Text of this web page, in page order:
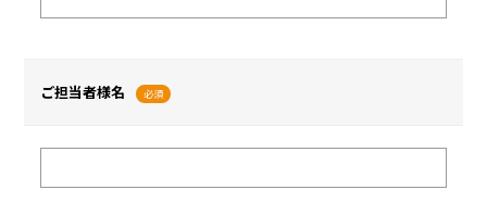
ご担当者様名 必須